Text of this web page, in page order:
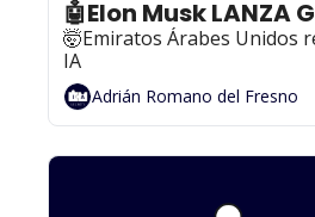
🤯Emiratos Árabes Unidos
IA
Adrián Romano del Fresno